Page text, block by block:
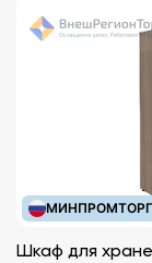
МИНПРОМТОРГ
Шкаф для